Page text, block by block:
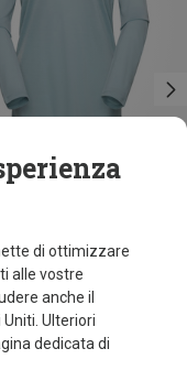
di ottimizzare
alle vostre
anche il
Ulteriori
dedicata di